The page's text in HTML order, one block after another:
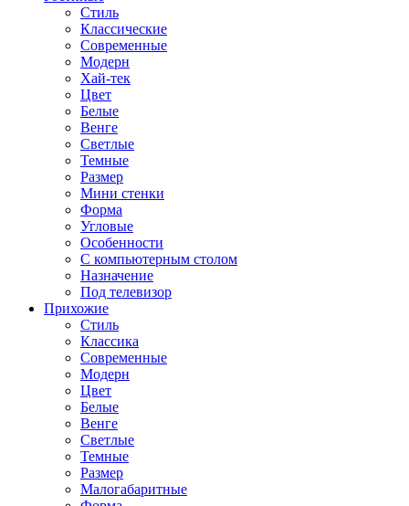
Стиль
Классические
Современные
Модерн
Хай-тек
Цвет
Белые
Венге
Светлые
Темные
Размер
Мини стенки
Форма
Угловые
Особенности
С компьютерным столом
Назначение
Под телевизор
Прихожие
Стиль
Классика
Современные
Модерн
Цвет
Белые
Венге
Светлые
Темные
Размер
Малогабаритные